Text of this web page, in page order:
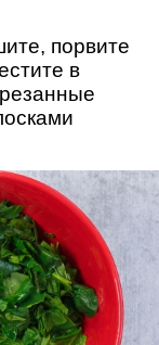
порвите
в